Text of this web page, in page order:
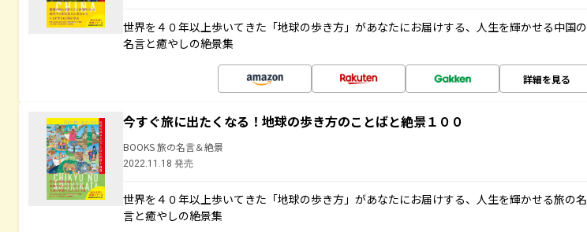
世界を４０年以上歩いてきた「地球の歩き方」があなたにお届けする、人生を輝かせる中国の
名言と癒やしの絶景集
詳細を見る
今すぐ旅に出たくなる！地球の歩き方のことばと絶景１００
BOOKS 旅の名言＆絶景
2022.11.18 発売
世界を４０年以上歩いてきた「地球の歩き方」があなたにお届けする、人生を輝かせる旅の名
言と癒やしの絶景集